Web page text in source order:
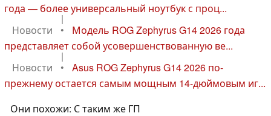
года — более универсальный ноутбук с проц...
|
Новости
•
Модель ROG Zephyrus G14 2026 года
представляет собой усовершенствованную ве...
|
Новости
•
Asus ROG Zephyrus G14 2026 по-
прежнему остается самым мощным 14-дюймовым иг...
Они похожи: С таким же ГП